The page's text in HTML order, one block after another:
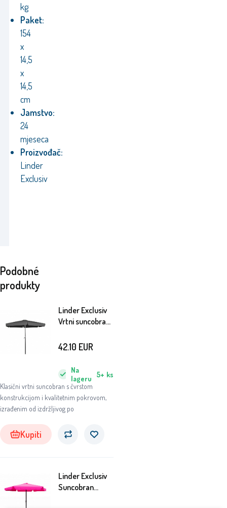
kg
Paket:
154
x
14,5
x
14,5
cm
Jamstvo:
24
mjeseca
Proizvođač:
Linder
Exclusiv
Podobné
produkty
Linder Exclusiv
Vrtni suncobran
sivi
Klasični vrtni suncobran s čvrstom
konstrukcijom i kvalitetnim pokrovom,
izrađenim od izdržljivog po
Na
lageru
5+ ks
42.10 EUR
Kupiti
Linder Exclusiv
Suncobran